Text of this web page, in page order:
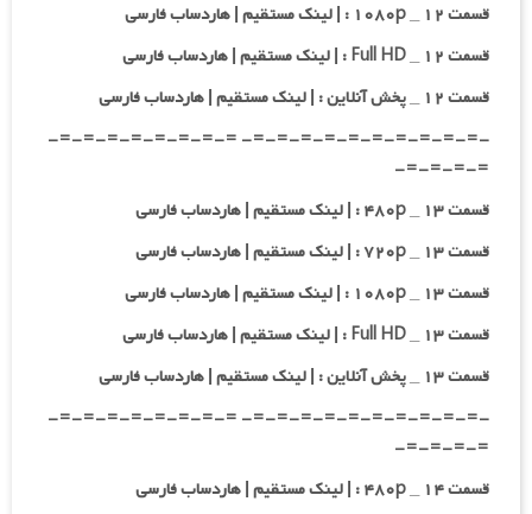
قسمت ۱۲ _ ۱۰۸۰p : | لینک مستقیم | هاردساب فارسی
قسمت ۱۲ _ Full HD : | لینک مستقیم | هاردساب فارسی
قسمت ۱۲ _ پخش آنلاین : | لینک مستقیم | هاردساب فارسی
-=-=-=-=-=-=-=-=-=-=- =-=-=-=-=-=-=-=-
=-=-=-=-
قسمت ۱۳ _ ۴۸۰p : | لینک مستقیم | هاردساب فارسی
قسمت ۱۳ _ ۷۲۰p : | لینک مستقیم | هاردساب فارسی
قسمت ۱۳ _ ۱۰۸۰p : | لینک مستقیم | هاردساب فارسی
قسمت ۱۳ _ Full HD : | لینک مستقیم | هاردساب فارسی
قسمت ۱۳ _ پخش آنلاین : | لینک مستقیم | هاردساب فارسی
-=-=-=-=-=-=-=-=-=-=- =-=-=-=-=-=-=-=-
=-=-=-=-
قسمت ۱۴ _ ۴۸۰p : | لینک مستقیم | هاردساب فارسی